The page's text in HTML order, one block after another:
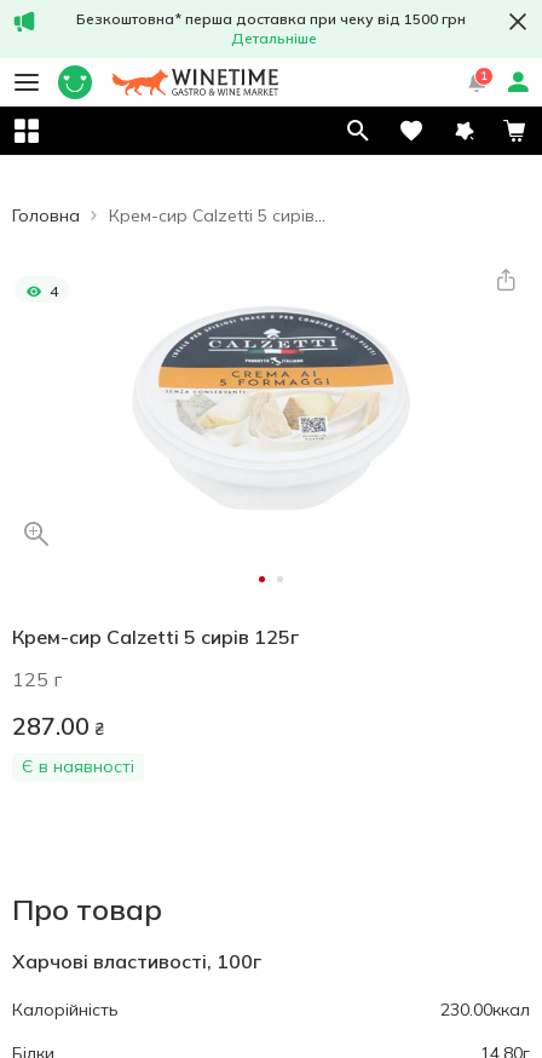
Безкоштовна* перша доставка при чеку від 1500 грн
Детальніше
1
Головна Крем-сир Calzetti 5 сирів 125г
4
Крем-сир Calzetti 5 сирів 125г
125 г
287.00 ₴
Є в наявності
Про товар
Харчові властивості, 100г
Калорійність
230.00ккал
Білки
14.80г